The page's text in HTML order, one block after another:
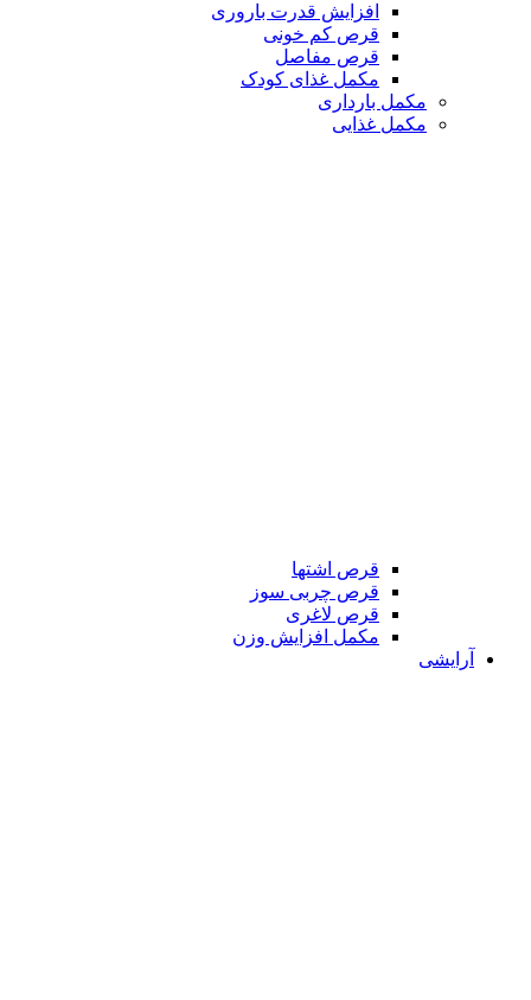
افزایش قدرت باروری
قرص کم خونی
قرص مفاصل
مکمل غذای کودک
مکمل بارداری
مکمل غذایی
قرص اشتها
قرص چربی سوز
قرص لاغری
مکمل افزایش وزن
آرایشی